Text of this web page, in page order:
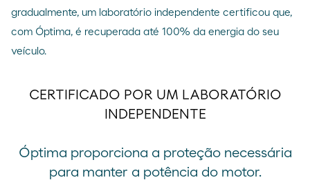
gradualmente, um laboratório independente certificou que,
com Óptima, é recuperada até 100% da energia do seu
veículo.
CERTIFICADO POR UM LABORATÓRIO
INDEPENDENTE
Óptima proporciona a proteção necessária
para manter a potência do motor.